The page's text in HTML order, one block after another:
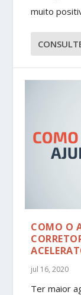
muito
COMO O
jul 16, 2020
Ter maior